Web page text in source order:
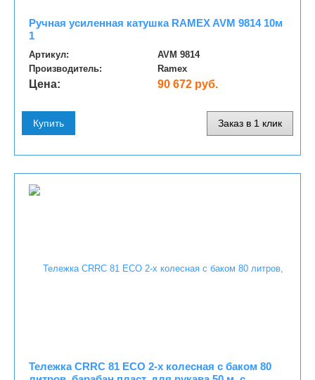
Ручная усиленная катушка RAMEX AVM 9814 10м
1
Артикул:
AVM 9814
Производитель:
Ramex
Цена: 90 672 руб.
Купить Заказ в 1 клик
Тележка CRRC 81 ECO 2-х колесная с баком 80